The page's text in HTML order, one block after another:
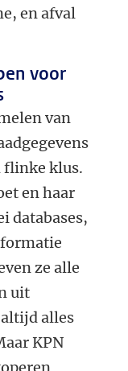
en afval
voor
van
flinke klus.
en haar
databases,
ze alle
uit
alles
KPN